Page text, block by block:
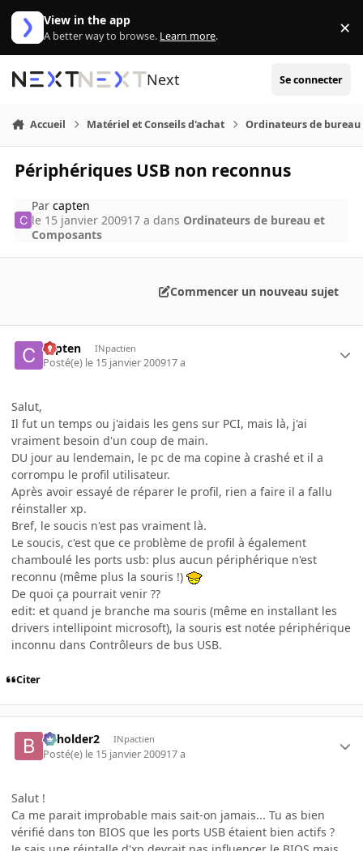
Aller au contenu
View in the app
A better way to browse. Learn more. ×
Next Se connecter
Accueil Matériel et Conseils d'achat Ordinateurs de bureau
Périphériques USB non reconnus
Parcapten
le 15 janvier 200917 a dans Ordinateurs de bureau et
Composants
Commencer un nouveau sujet
capten INpactien
Posté(e) le 15 janvier 200917 a
Salut,
Il fut un temps ou j'aidais les gens sur PCI, mais là, j'ai
vraiment besoin d'un coup de main.
DU jour au lendemain, le pc de ma copine à crashé et il a
corrompu le profil utilisateur.
Après avoir essayé de réparer le profil, rien a faire il a fallu
réinstaller xp.
Bref, le soucis n'est pas vraiment là.
Le soucis, c'est que ce problème de profil à également
chamboulé les ports usb: plus aucun périphérique n'est
reconnu (même plus la souris !)
De quoi ça pourrait venir ??
edit: et quand je branche ma souris (même en installant les
drivers intellipoint microsoft), la souris est notée périphérique
inconnu dans Contrôleurs de bus USB.
Citer
beholder2 INpactien
Posté(e) le 15 janvier 200917 a
Salut !
Ca me parait improbable mais sait-on jamais... Tu as bien
vérifié dans ton BIOS que les ports USB étaient bien actifs ?